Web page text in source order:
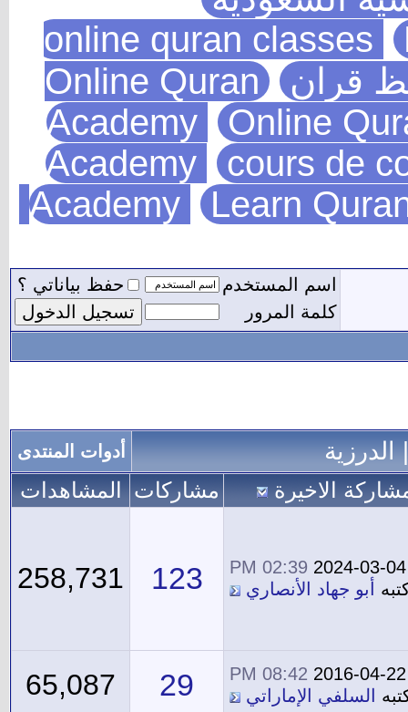
قران Online Quran
Academy Online
Academy cours de
Academy Learn
اسم المستخدم
حفظ بياناتي ؟
كلمة المرور
الدرزية أدوات المنتدى
الاخيرة مشاركات المشاهدات
2024-03-04
02:39 PM
أبو جهاد الأنصاري 123
258,731
2016-04-22
08:42 PM
السلفي الإماراتي 29
65,087